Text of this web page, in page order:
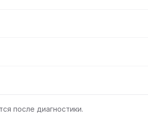
после диагностики.